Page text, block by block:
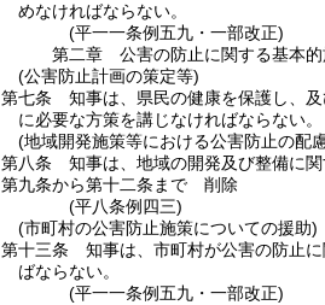
めなければならない。
(平一一条例五九・一部改正)
第二章
公害の防止に関する基本
(公害防止計画の策定等)
第七条
知事は、県民の健康を保護し、
に必要な方策を講じなければならない。
(地域開発施策等における公害防止の配
第八条
知事は、地域の開発及び整備に
第九条から第十二条まで
削除
(平八条例四三)
(市町村の公害防止施策についての援助)
第十三条
知事は、市町村が公害の防止
ばならない。
(平一一条例五九・一部改正)